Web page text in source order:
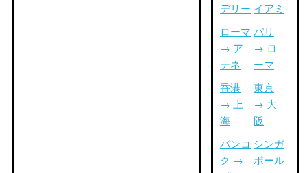
デリー
ローマ
→ ア
テネ
香港
→ 上
海
バンコ
ク →
イアミ
パリ
→ ロ
ーマ
東京
→ 大
阪
シンガ
ポール